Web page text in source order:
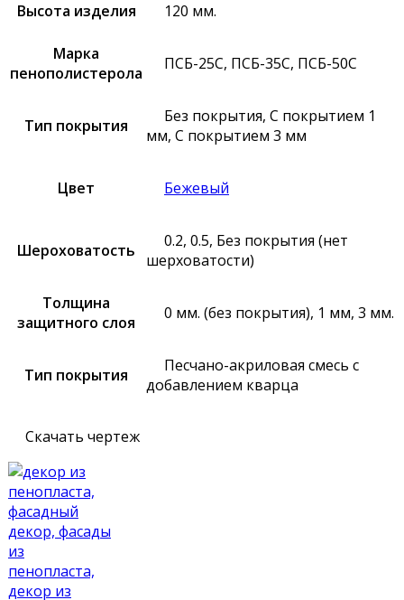
Высота изделия 120 мм.
Марка
пенополистерола
ПСБ-25С, ПСБ-35С, ПСБ-50С
Тип покрытия
Без покрытия, С покрытием 1
мм, С покрытием 3 мм
Цвет Бежевый
Шероховатость
0.2, 0.5, Без покрытия (нет
шерховатости)
Толщина
защитного слоя
0 мм. (без покрытия), 1 мм, 3 мм.
Тип покрытия
Песчано-акриловая смесь с
добавлением кварца
Скачать чертеж